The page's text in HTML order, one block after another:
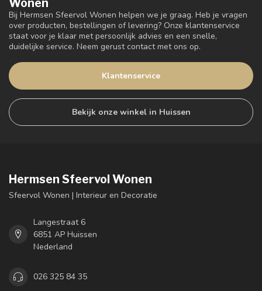
Bij Hermsen Sfeervol Wonen helpen we je graag. Heb je vragen
over producten, bestellingen of levering? Onze klantenservice
staat voor je klaar met persoonlijk advies en een snelle,
duidelijke service. Neem gerust contact met ons op.
Klantenservice
Bekijk onze winkel in Huissen
Hermsen Sfeervol Wonen
Sfeervol Wonen | Interieur en Decoratie
Langestraat 6
6851 AP Huissen
Nederland
026 325 84 35